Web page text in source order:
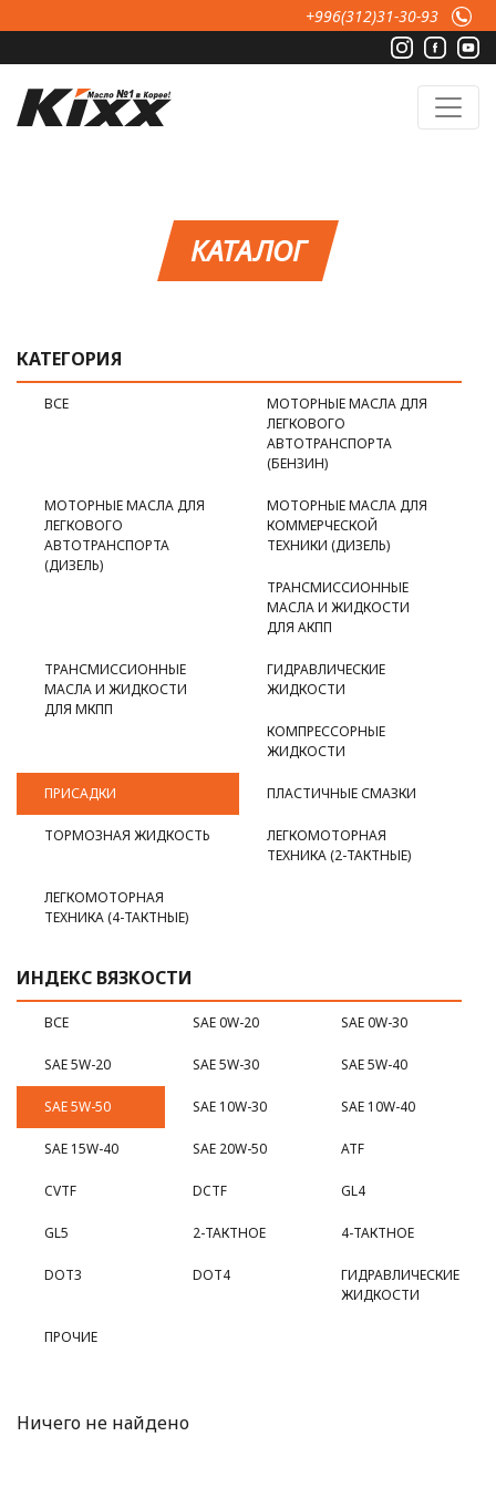
Перейти к основному содержанию+996(312)31-30-93
КАТАЛОГ
КАТЕГОРИЯ
ВСЕ
МОТОРНЫЕ МАСЛА ДЛЯ
ЛЕГКОВОГО
АВТОТРАНСПОРТА
(БЕНЗИН)
МОТОРНЫЕ МАСЛА ДЛЯ
ЛЕГКОВОГО
АВТОТРАНСПОРТА
(ДИЗЕЛЬ)
МОТОРНЫЕ МАСЛА ДЛЯ
КОММЕРЧЕСКОЙ
ТЕХНИКИ (ДИЗЕЛЬ)
ТРАНСМИССИОННЫЕ
МАСЛА И ЖИДКОСТИ
ДЛЯ АКПП
ТРАНСМИССИОННЫЕ
МАСЛА И ЖИДКОСТИ
ДЛЯ МКПП
ГИДРАВЛИЧЕСКИЕ
ЖИДКОСТИ
КОМПРЕССОРНЫЕ
ЖИДКОСТИ
ПРИСАДКИ ПЛАСТИЧНЫЕ СМАЗКИ
ТОРМОЗНАЯ ЖИДКОСТЬ
ЛЕГКОМОТОРНАЯ
ТЕХНИКА (2-ТАКТНЫЕ)
ЛЕГКОМОТОРНАЯ
ТЕХНИКА (4-ТАКТНЫЕ)
ИНДЕКС ВЯЗКОСТИ
ВСЕ SAE 0W-20 SAE 0W-30
SAE 5W-20 SAE 5W-30 SAE 5W-40
SAE 5W-50 SAE 10W-30 SAE 10W-40
SAE 15W-40 SAE 20W-50 ATF
CVTF DCTF GL4
GL5 2-ТАКТНОЕ 4-ТАКТНОЕ
DOT3 DOT4
ГИДРАВЛИЧЕСКИЕ
ЖИДКОСТИ
ПРОЧИЕ
Ничего не найдено